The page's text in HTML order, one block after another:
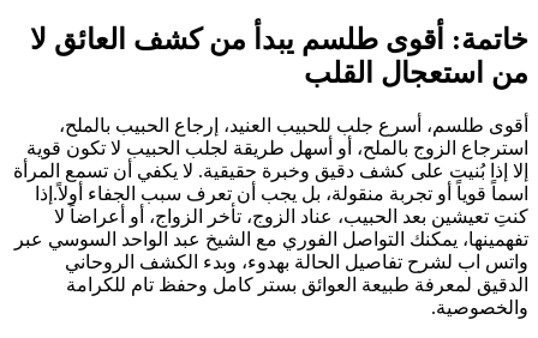
خاتمة: أقوى طلسم يبدأ من كشف العائق لا
من استعجال القلب
أقوى طلسم، أسرع جلب للحبيب العنيد، إرجاع الحبيب بالملح،
استرجاع الزوج بالملح، أو أسهل طريقة لجلب الحبيب لا تكون قوية
إلا إذا بُنيت على كشف دقيق وخبرة حقيقية. لا يكفي أن تسمع المرأة
اسماً قوياً أو تجربة منقولة، بل يجب أن تعرف سبب الجفاء أولاً.إذا
كنتِ تعيشين بعد الحبيب، عناد الزوج، تأخر الزواج، أو أعراضاً لا
تفهمينها، يمكنك التواصل الفوري مع الشيخ عبد الواحد السوسي عبر
واتس اب لشرح تفاصيل الحالة بهدوء، وبدء الكشف الروحاني
الدقيق لمعرفة طبيعة العوائق بستر كامل وحفظ تام للكرامة
والخصوصية.